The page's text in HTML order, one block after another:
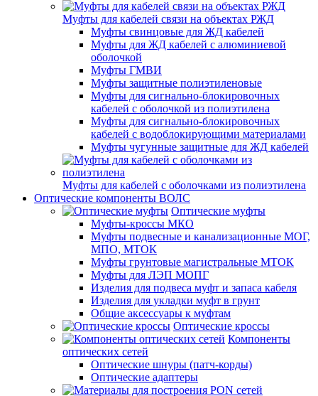
Муфты для кабелей связи на объектах РЖД
Муфты свинцовые для ЖД кабелей
Муфты для ЖД кабелей с алюминиевой
оболочкой
Муфты ГМВИ
Муфты защитные полиэтиленовые
Муфты для сигнально-блокировочных
кабелей с оболочкой из полиэтилена
Муфты для сигнально-блокировочных
кабелей с водоблокирующими материалами
Муфты чугунные защитные для ЖД кабелей
Муфты для кабелей с оболочками из полиэтилена
Оптические компоненты ВОЛС
Оптические муфты
Муфты-кроссы МКО
Муфты подвесные и канализационные МОГ,
МПО, МТОК
Муфты грунтовые магистральные МТОК
Муфты для ЛЭП МОПГ
Изделия для подвеса муфт и запаса кабеля
Изделия для укладки муфт в грунт
Общие аксессуары к муфтам
Оптические кроссы
Компоненты
оптических сетей
Оптические шнуры (патч-корды)
Оптические адаптеры